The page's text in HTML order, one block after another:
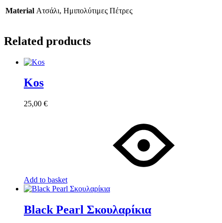
Material Ατσάλι, Ημιπολύτιμες Πέτρες
Related products
Kos
25,00 €
Add to basket
Black Pearl Σκουλαρίκια